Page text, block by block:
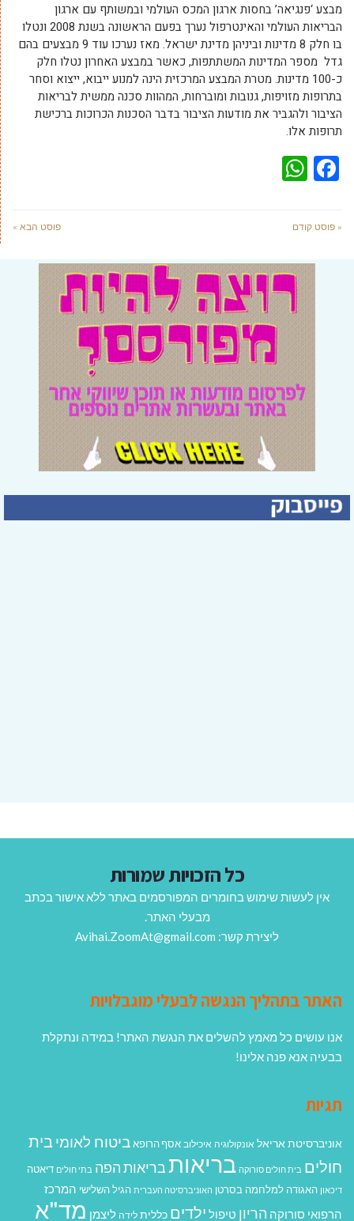
מבצע ‘פנגיאה’ בחסות ארגון המכס העולמי ובמשותף עם ארגון
הבריאות העולמי והאינטרפול נערך בפעם הראשונה בשנת 2008 ונטלו
בו חלק 8 מדינות וביניהן מדינת ישראל. מאז נערכו עוד 9 מבצעים בהם
גדל מספר המדינות המשתתפות, כאשר במבצע האחרון נטלו חלק
כ-100 מדינות. מטרת המבצע המרכזית הינה למנוע ייבוא, ייצוא וסחר
בתרופות מזויפות, גנובות ומוברחות, המהוות סכנה ממשית לבריאות
הציבור ולהגביר את מודעות הציבור בדבר הסכנות הכרוכות ברכישת
תרופות אלו.
Facebook
« פוסט קודם פוסט הבא »
כל הזכויות שמורות
אין לעשות שימוש בחומרים המפורסמים באתר ללא אישור בכתב
מבעלי האתר.
ליצירת קשר: Avihai.ZoomAt@gmail.com
האתר בתהליך הנגשה לבעלי מוגבלויות
אנו עושים כל מאמץ להשלים את הנגשת האתר! במידה ונתקלת
בבעיה אנא פנה אלינו!
תגיות
אוניברסיטת אריאל אונקולוגיה איכילוב אסף הרופא ביטוח לאומיבית
חולים בית חולים סורוקה בריאותבריאות הפה בתי חולים דיאטה
דיכאון האגודה למלחמה בסרטן האוניברסיטה העברית הגיל השלישי המרכז
הרפואי סורוקה הריון טיפול ילדים כללית לידה ליצמן מד"א